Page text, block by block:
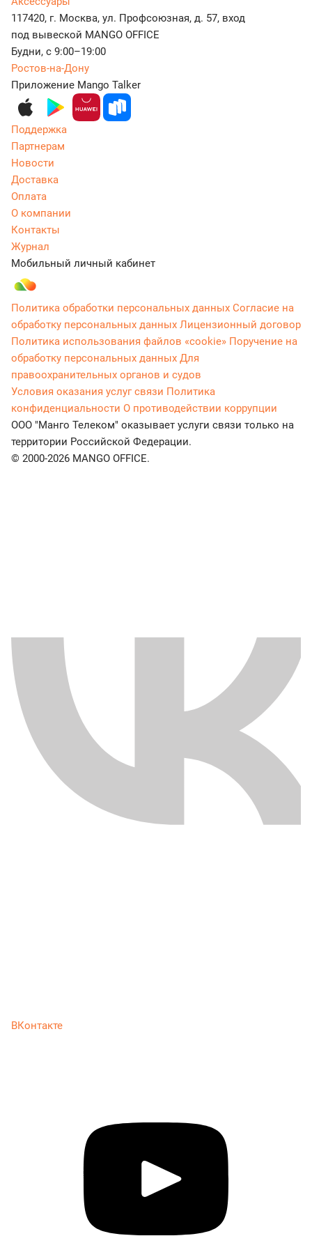
117420, г. Москва, ул. Профсоюзная, д. 57, вход
под вывеской MANGO OFFICE
Будни, с 9:00–19:00
Ростов-на-Дону
Приложение Mango Talker
Поддержка
Партнерам
Новости
Доставка
Оплата
О компании
Контакты
Журнал
Мобильный личный кабинет
Политика обработки персональных данных Согласие на
обработку персональных данных Лицензионный договор
Политика использования файлов «cookie» Поручение на
обработку персональных данных Для
правоохранительных органов и судов
Условия оказания услуг связи Политика
конфиденциальности О противодействии коррупции
ООО "Манго Телеком" оказывает услуги связи только на
территории Российской Федерации.
© 2000-2026 MANGO OFFICE.
ВКонтакте